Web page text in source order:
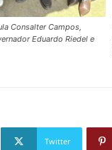
Consalter Campos,
Eduardo Riedel e
Twitter